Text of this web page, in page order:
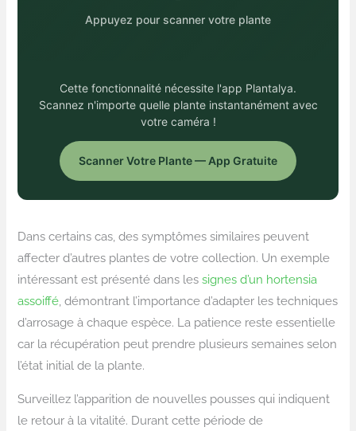
Appuyez pour scanner votre plante
Cette fonctionnalité nécessite l'app Plantalya.
Scannez n'importe quelle plante instantanément avec
votre caméra !
Scanner Votre Plante — App Gratuite
Dans certains cas, des symptômes similaires peuvent
affecter d’autres plantes de votre collection. Un exemple
intéressant est présenté dans lessignes d’un hortensia
assoiffé , démontrant l’importance d’adapter les techniques
d’arrosage à chaque espèce. La patience reste essentielle
car la récupération peut prendre plusieurs semaines selon
l’état initial de la plante.
Surveillez l’apparition de nouvelles pousses qui indiquent
le retour à la vitalité. Durant cette période de